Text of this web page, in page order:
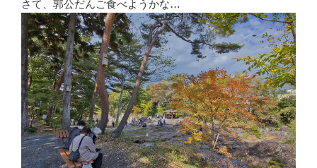
さて、郭公だんご食べようかな…